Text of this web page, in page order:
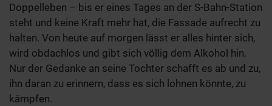
Doppelleben – bis er eines Tages an der S-Bahn-Station
steht und keine Kraft mehr hat, die Fassade aufrecht zu
halten. Von heute auf morgen lässt er alles hinter sich,
wird obdachlos und gibt sich völlig dem Alkohol hin.
Nur der Gedanke an seine Tochter schafft es ab und zu,
ihn daran zu erinnern, dass es sich lohnen könnte, zu
kämpfen.